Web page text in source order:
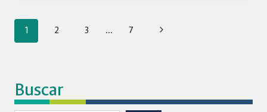
COLOMBIA
MINISTERIO
DE
Navegación
página
1 2 3 … 7
Siguiente
Buscar